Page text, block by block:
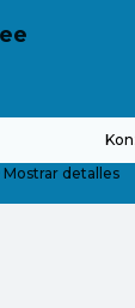
Mostrar detalles